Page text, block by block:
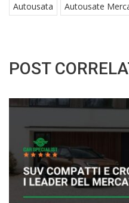
Autousata Autousate
POST